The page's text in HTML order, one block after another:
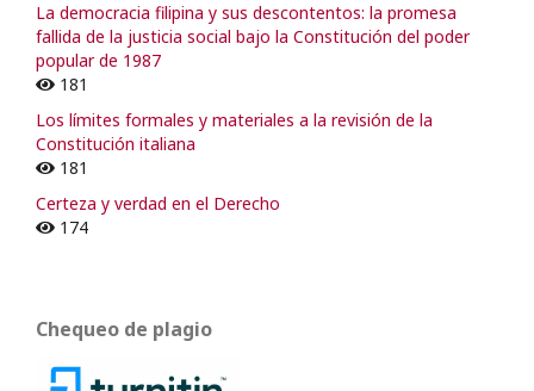
La democracia filipina y sus descontentos: la promesa
fallida de la justicia social bajo la Constitución del poder
popular de 1987
181
Los límites formales y materiales a la revisión de la
Constitución italiana
181
Certeza y verdad en el Derecho
174
Chequeo de plagio